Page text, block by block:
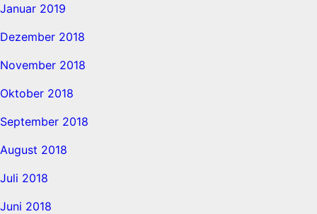
Januar 2019
Dezember 2018
November 2018
Oktober 2018
September 2018
August 2018
Juli 2018
Juni 2018